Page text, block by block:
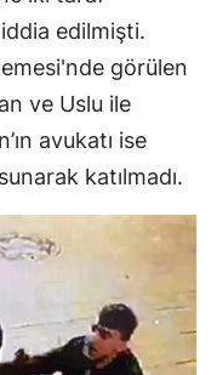
iddia edilmişti.
görülen
ve Uslu ile
avukatı ise
katılmadı.